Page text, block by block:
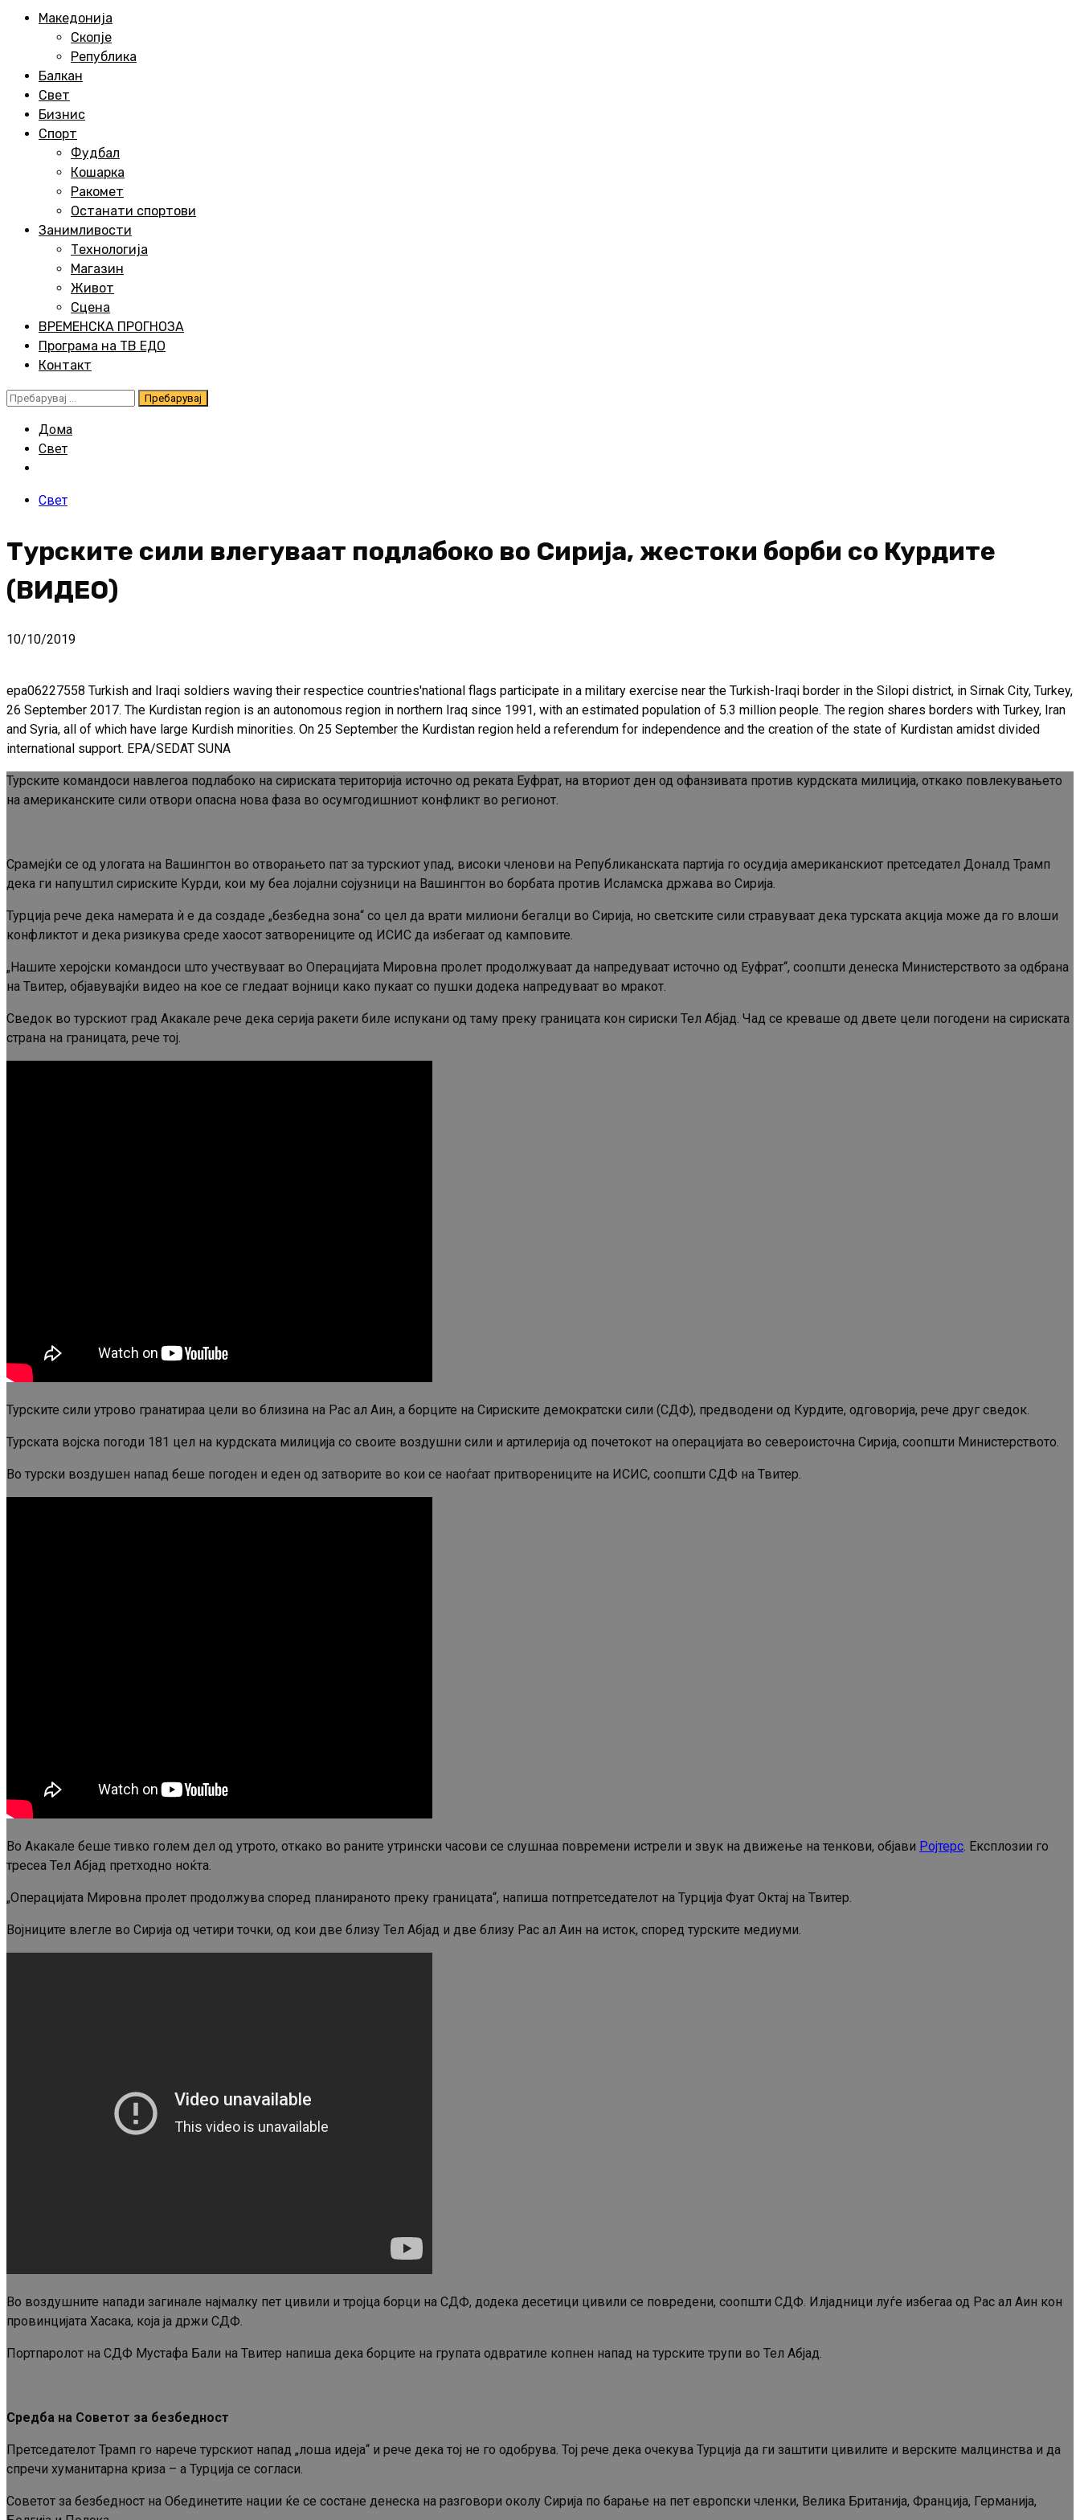
Македонија
Скопје
Република
Балкан
Свет
Бизнис
Спорт
Фудбал
Кошарка
Ракомет
Останати спортови
Занимливости
Технологија
Магазин
Живот
Сцена
ВРЕМЕНСКА ПРОГНОЗА
Програма на ТВ ЕДО
Контакт
Пребарувај
Дома
Свет
Свет
Турските сили влегуваат подлабоко во Сирија, жестоки борби со Курдите
(ВИДЕО)
10/10/2019
epa06227558 Turkish and Iraqi soldiers waving their respectice countries'national flags participate in a military exercise near the Turkish-Iraqi border in the Silopi district, in Sirnak City, Turkey,
26 September 2017. The Kurdistan region is an autonomous region in northern Iraq since 1991, with an estimated population of 5.3 million people. The region shares borders with Turkey, Iran
and Syria, all of which have large Kurdish minorities. On 25 September the Kurdistan region held a referendum for independence and the creation of the state of Kurdistan amidst divided
international support. EPA/SEDAT SUNA
Турските командоси навлегоа подлабоко на сириската територија источно од реката Еуфрат, на вториот ден од офанзивата против курдската милиција, откако повлекувањето
на американските сили отвори опасна нова фаза во осумгодишниот конфликт во регионот.
Срамејќи се од улогата на Вашингтон во отворањето пат за турскиот упад, високи членови на Републиканската партија го осудија американскиот претседател Доналд Трамп
дека ги напуштил сириските Курди, кои му беа лојални сојузници на Вашингтон во борбата против Исламска држава во Сирија.
Турција рече дека намерата ѝ е да создаде „безбедна зона“ со цел да врати милиони бегалци во Сирија, но светските сили стравуваат дека турската акција може да го влоши
конфликтот и дека ризикува среде хаосот затворениците од ИСИС да избегаат од камповите.
„Нашите херојски командоси што учествуваат во Операцијата Мировна пролет продолжуваат да напредуваат источно од Еуфрат“, соопшти денеска Министерството за одбрана
на Твитер, објавувајќи видео на кое се гледаат војници како пукаат со пушки додека напредуваат во мракот.
Сведок во турскиот град Акакале рече дека серија ракети биле испукани од таму преку границата кон сириски Тел Абјад. Чад се креваше од двете цели погодени на сириската
страна на границата, рече тој.
Турските сили утрово гранатираа цели во близина на Рас ал Аин, а борците на Сириските демократски сили (СДФ), предводени од Курдите, одговорија, рече друг сведок.
Турската војска погоди 181 цел на курдската милиција со своите воздушни сили и артилерија од почетокот на операцијата во североисточна Сирија, соопшти Министерството.
Во турски воздушен напад беше погоден и еден од затворите во кои се наоѓаат притворениците на ИСИС, соопшти СДФ на Твитер.
Во Акакале беше тивко голем дел од утрото, откако во раните утрински часови се слушнаа повремени истрели и звук на движење на тенкови, објави Ројтерс. Експлозии го
тресеа Тел Абјад претходно ноќта.
„Операцијата Мировна пролет продолжува според планираното преку границата“, напиша потпретседателот на Турција Фуат Октај на Твитер.
Војниците влегле во Сирија од четири точки, од кои две близу Тел Абјад и две близу Рас ал Аин на исток, според турските медиуми.
Во воздушните напади загинале најмалку пет цивили и тројца борци на СДФ, додека десетици цивили се повредени, соопшти СДФ. Илјадници луѓе избегаа од Рас ал Аин кон
провинцијата Хасака, која ја држи СДФ.
Портпаролот на СДФ Мустафа Бали на Твитер напиша дека борците на групата одвратиле копнен напад на турските трупи во Тел Абјад.
Средба на Советот за безбедност
Претседателот Трамп го нарече турскиот напад „лоша идеја“ и рече дека тој не го одобрува. Тој рече дека очекува Турција да ги заштити цивилите и верските малцинства и да
спречи хуманитарна криза – а Турција се согласи.
Советот за безбедност на Обединетите нации ќе се состане денеска на разговори околу Сирија по барање на пет европски членки, Велика Британија, Франција, Германија,